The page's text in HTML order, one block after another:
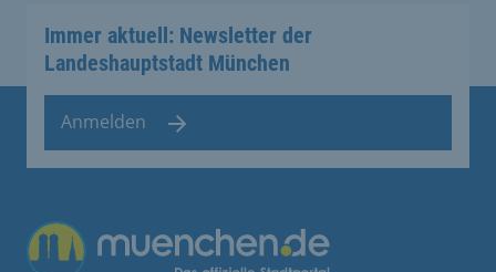
Immer aktuell: Newsletter der
Landeshauptstadt München
Anmelden
Übergreifende Links